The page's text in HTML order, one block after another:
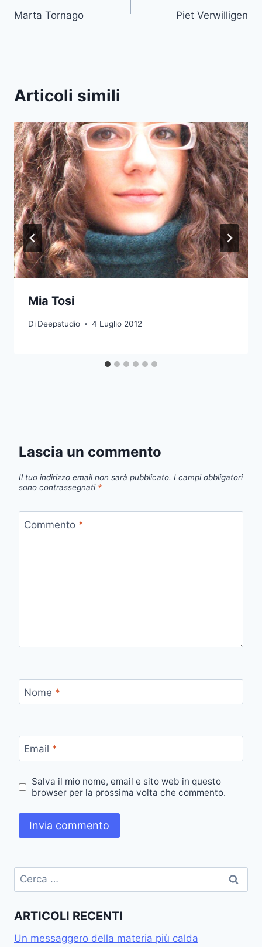
articoli
Marta Tornago Piet Verwilligen
Articoli simili
Mia Tosi
Di Deepstudio 4 Luglio 2012
Lascia un commento
Il tuo indirizzo email non sarà pubblicato. I campi obbligatori
sono contrassegnati *
Commento *
Nome *
Email *
Salva il mio nome, email e sito web in questo
browser per la prossima volta che commento.
Ricerca
per:
ARTICOLI RECENTI
Un messaggero della materia più calda